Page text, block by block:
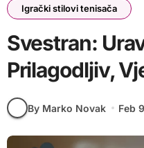
Igrački stilovi tenisača
Svestran:
Prilagodljiv,
By Marko Novak Feb